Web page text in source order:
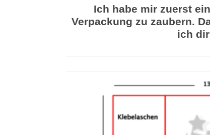
Ich habe mir zuerst
Verpackung zu zaubern.
ich